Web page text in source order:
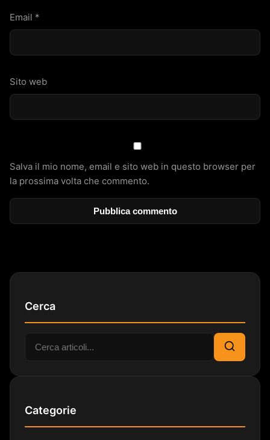
Email *
Sito web
Salva il mio nome, email e sito web in questo browser per
la prossima volta che commento.
Cerca
Cerca:
Cerca
Categorie